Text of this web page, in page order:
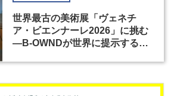
世界最古の美術展「ヴェネチ
ア・ビエンナーレ2026」に挑む
―B-OWNDが世界に提示する美